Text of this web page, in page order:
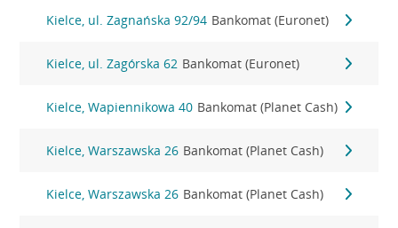
Kielce, ul. Zagnańska 92/94 Bankomat (Euronet)
Kielce, ul. Zagórska 62 Bankomat (Euronet)
Kielce, Wapiennikowa 40 Bankomat (Planet Cash)
Kielce, Warszawska 26 Bankomat (Planet Cash)
Kielce, Warszawska 26 Bankomat (Planet Cash)